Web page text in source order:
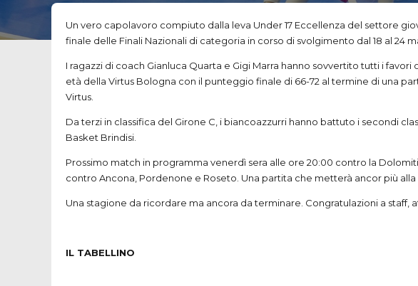
Un vero capolavoro compiuto dalla leva Under 17 Eccellenza del settore
finale delle Finali Nazionali di categoria in corso di svolgimento dal 18 al 24
I ragazzi di coach Gianluca Quarta e Gigi Marra hanno sovvertito tutti i
età della Virtus Bologna con il punteggio finale di 66-72 al termine di una
Virtus.
Da terzi in classifica del Girone C, i biancoazzurri hanno battuto i secondi
Basket Brindisi.
Prossimo match in programma venerdì sera alle ore 20:00 contro la
contro Ancona, Pordenone e Roseto. Una partita che metterà ancor più
Una stagione da ricordare ma ancora da terminare. Congratulazioni a staff,
IL TABELLINO